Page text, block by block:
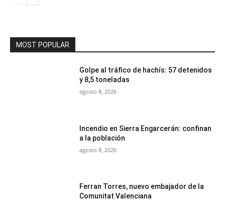
MOST POPULAR
Golpe al tráfico de hachís: 57 detenidos
y 8,5 toneladas
agosto 8, 2026
Incendio en Sierra Engarcerán: confinan
a la población
agosto 8, 2026
Ferran Torres, nuevo embajador de la
Comunitat Valenciana